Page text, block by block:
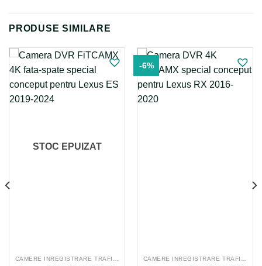
PRODUSE SIMILARE
STOC EPUIZAT
-6%